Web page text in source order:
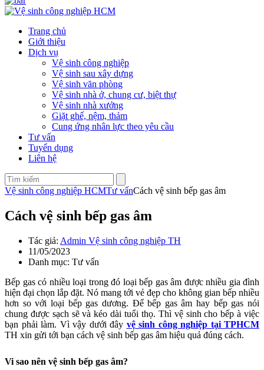
Trang chủ
Giới thiệu
Dịch vụ
Vệ sinh công nghiệp
Vệ sinh sau xây dựng
Vệ sinh văn phòng
Vệ sinh nhà ở, chung cư, biệt thự
Vệ sinh nhà xưởng
Giặt ghế, nệm, thảm
Cung ứng nhân lực theo yêu cầu
Tư vấn
Tuyển dụng
Liên hệ
Vệ sinh công nghiệp HCMTư vấnCách vệ sinh bếp gas âm
Cách vệ sinh bếp gas âm
Tác giả: Admin Vệ sinh công nghiệp TH
11/05/2023
Danh mục: Tư vấn
Bếp gas có nhiều loại trong đó loại bếp gas âm được nhiều gia đình
hiện đại chọn lắp đặt. Nó mang tới vẻ đẹp cho không gian bếp nhiều
hơn so với loại bếp gas dương. Để bếp gas âm hay bếp gas nói
chung được sạch sẽ và kéo dài tuổi thọ. Thì vệ sinh cho bếp à việc
bạn phải làm. Vì vậy dưới đây vệ sinh công nghiệp tại TPHCM
TH xin gửi tới bạn cách vệ sinh bếp gas âm hiệu quả đúng cách.
Vi sao nên vệ sinh bếp gas âm?